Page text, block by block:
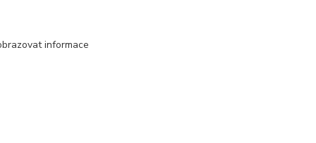
informace